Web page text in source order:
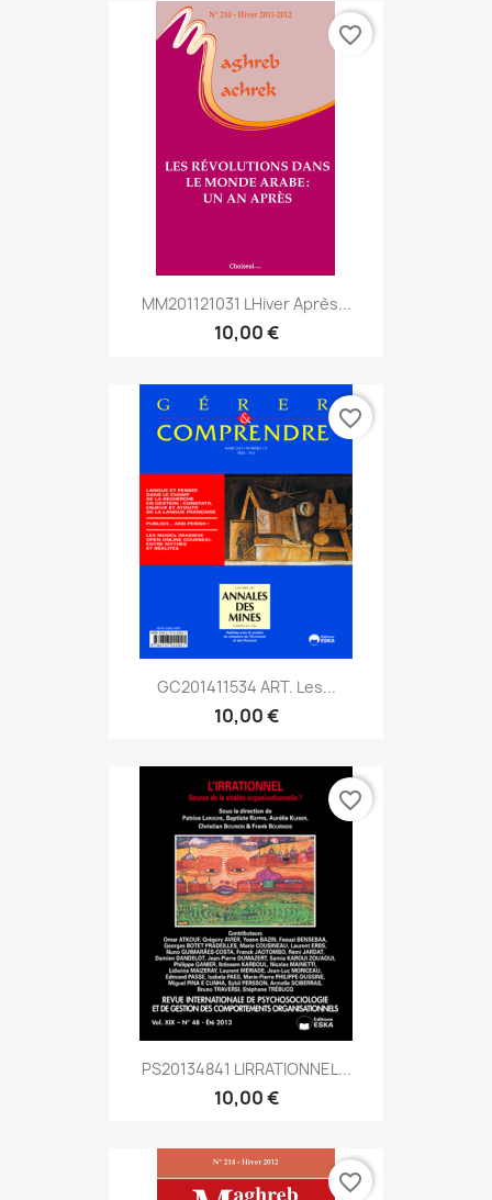
MM201121031 Lhiver Après...
10,00 €
favorite_border
GC201411534 ART. Les...
10,00 €
favorite_border
PS20134841 LIRRATIONNEL...
10,00 €
favorite_border
favorite_border